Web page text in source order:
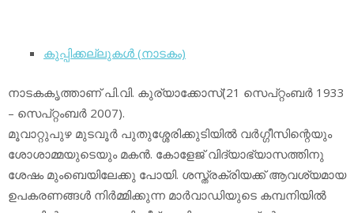
കുപ്പിക്കല്ലുകള്‍ (നാടകം)
നാടകകൃത്താണ് പി.വി. കുര്യാക്കോസ്(21 സെപ്റ്റംബര്‍ 1933
– സെപ്റ്റംബര്‍ 2007).
മൂവാറ്റുപുഴ മുടവൂര്‍ പുതുശ്ശേരിക്കുടിയില്‍ വര്‍ഗ്ഗീസിന്റെയും
ശോശാമ്മയുടെയും മകന്‍. കോളേജ് വിദ്യാഭ്യാസത്തിനു
ശേഷം മുംബെയിലേക്കു പോയി. ശസ്ത്രക്രിയക്ക് ആവശ്യമായ
ഉപകരണങ്ങള്‍ നിര്‍മ്മിക്കുന്ന മാര്‍വാഡിയുടെ കമ്പനിയില്‍